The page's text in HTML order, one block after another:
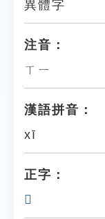
異體字
注音：
ㄒㄧ
漢語拼音：
xī
正字：
𢹍